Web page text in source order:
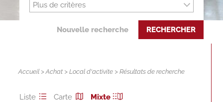
Plus de critères
Nouvelle recherche RECHERCHER
Accueil >Achat >Local d'activite > Résultats de recherche
Liste Carte
Mixte